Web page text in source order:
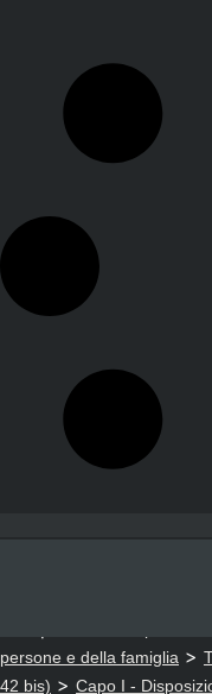
persone e della famiglia >
42 bis) > Capo I -